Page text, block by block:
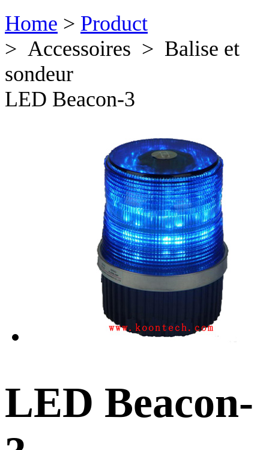
Home > Product
> Accessoires > Balise et
sondeur
LED Beacon-3
LED Beacon-